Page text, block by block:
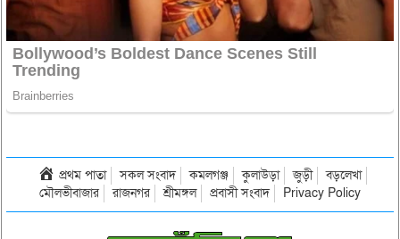
প্রথম পাতা সকল সংবাদ কমলগঞ্জ কুলাউড়া জুড়ী
বড়লেখা
মৌলভীবাজার
রাজনগর শ্রীমঙ্গল প্রবাসী সংবাদ Privacy Policy